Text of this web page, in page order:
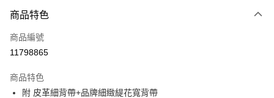
Apple Pay
街口支付
Google Pay
商品特色
商品編號
11798865
商品特色
附 皮革細背帶+品牌細緻緹花寬背帶